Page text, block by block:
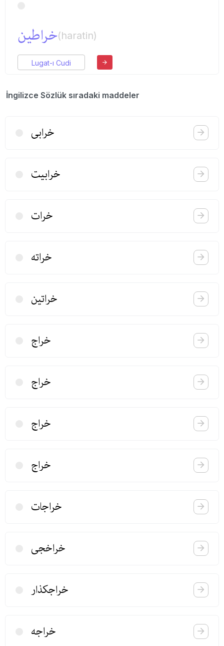
خراطین(haratin)
Lugat-ı Cudi
İngilizce Sözlük sıradaki maddeler
خرابی
خرابیت
خرات
خراته
خراتین
خراج
خراج
خراج
خراج
خراجات
خراخجی
خراجكذار
خراجه